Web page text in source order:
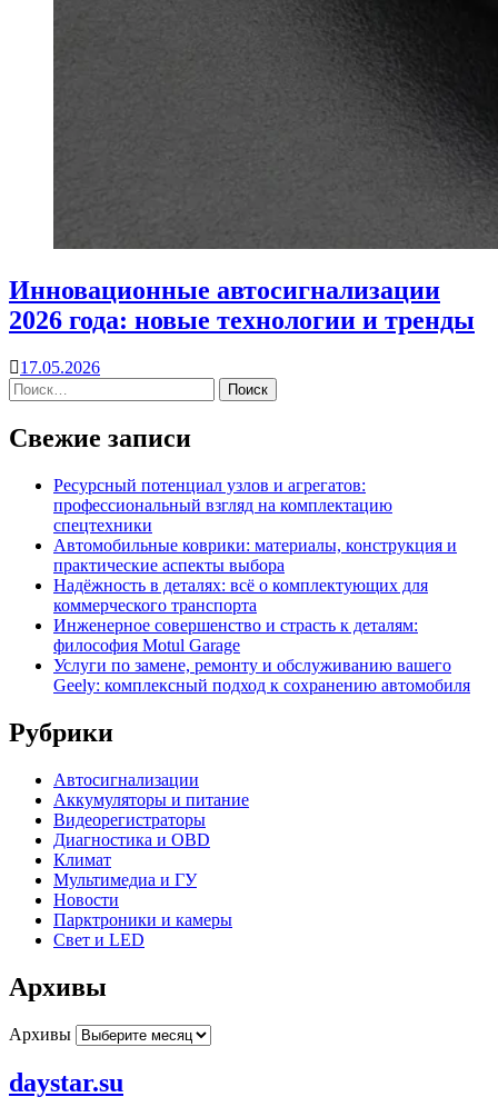
Инновационные автосигнализации
2026 года: новые технологии и тренды
17.05.2026
Свежие записи
Ресурсный потенциал узлов и агрегатов:
профессиональный взгляд на комплектацию
спецтехники
Автомобильные коврики: материалы, конструкция и
практические аспекты выбора
Надёжность в деталях: всё о комплектующих для
коммерческого транспорта
Инженерное совершенство и страсть к деталям:
философия Motul Garage
Услуги по замене, ремонту и обслуживанию вашего
Geely: комплексный подход к сохранению автомобиля
Рубрики
Автосигнализации
Аккумуляторы и питание
Видеорегистраторы
Диагностика и OBD
Климат
Мультимедиа и ГУ
Новости
Парктроники и камеры
Свет и LED
Архивы
Архивы
daystar.su